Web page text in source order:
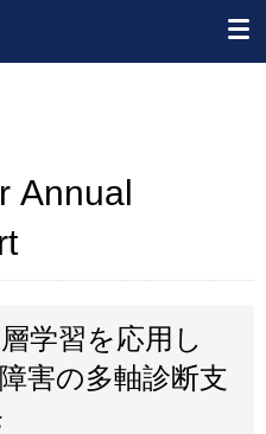
Annual
学習を応用し
害の多軸診断支